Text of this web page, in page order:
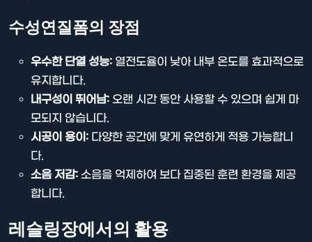
수성연질폼의 장점
우수한 단열 성능: 열전도율이 낮아 내부 온도를 효과적으로
유지합니다.
내구성이 뛰어남: 오랜 시간 동안 사용할 수 있으며 쉽게 마
모되지 않습니다.
시공이 용이: 다양한 공간에 맞게 유연하게 적용 가능합니
다.
소음 저감: 소음을 억제하여 보다 집중된 훈련 환경을 제공
합니다.
레슬링장에서의 활용